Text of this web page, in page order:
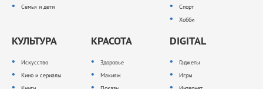
Семья и дети
Спорт
Хобби
КУЛЬТУРА
Искусство
Кино и сериалы
КРАСОТА
Здоровье
Макияж
DIGITAL
Гаджеты
Игры